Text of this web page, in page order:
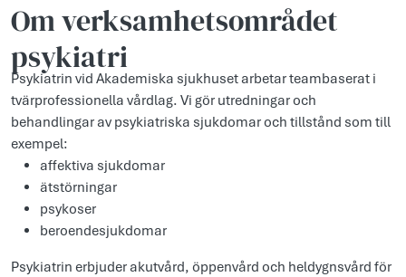
Om verksamhetsområdet
psykiatri
Psykiatrin vid Akademiska sjukhuset arbetar teambaserat i
tvärprofessionella vårdlag. Vi gör utredningar och
behandlingar av psykiatriska sjukdomar och tillstånd som till
exempel:
affektiva sjukdomar
ätstörningar
psykoser
beroendesjukdomar
Psykiatrin erbjuder akutvård, öppenvård och heldygnsvård för